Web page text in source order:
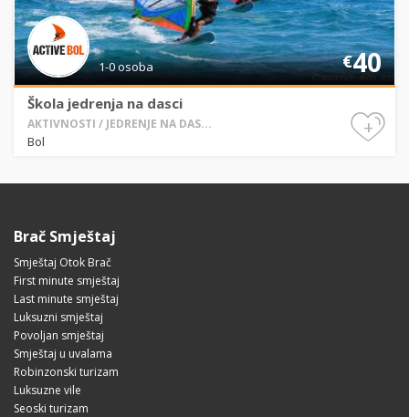
1-0 osoba €40
Škola jedrenja na dasci
AKTIVNOSTI / JEDRENJE NA DAS...
Bol
+
Brač Smještaj
Smještaj Otok Brač
First minute smještaj
Last minute smještaj
Luksuzni smještaj
Povoljan smještaj
Smještaj u uvalama
Robinzonski turizam
Luksuzne vile
Seoski turizam